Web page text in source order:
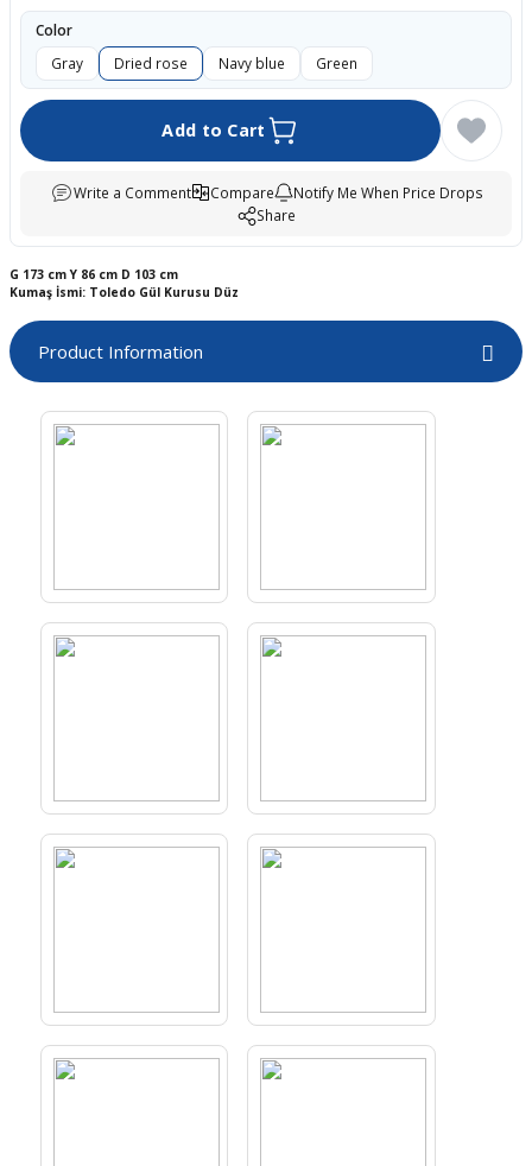
Color
Gray
Dried rose Navy blue Green
Add to Cart
Write a Comment Compare
Notify Me When Price Drops
Share
G 173 cmY 86 cm D 103 cm
Kumaş İsmi: Toledo Gül Kurusu Düz
Product Information